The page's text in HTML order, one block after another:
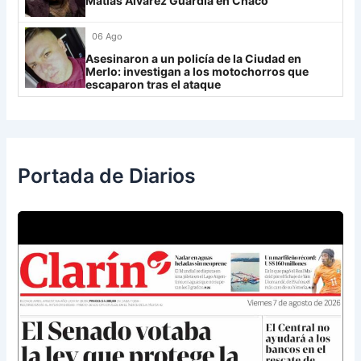
Libertad
06 Ago
Asesinaron a un policía de la Ciudad en
Merlo: investigan a los motochorros que
escaparon tras el ataque
Portada de Diarios